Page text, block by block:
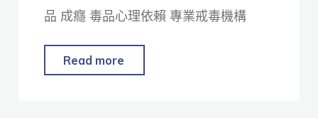
品 成癮 毒品心理依賴 專業戒毒機構
Read more